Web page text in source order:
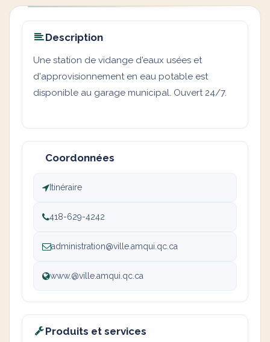
Description
Une station de vidange d'eaux usées et
d'approvisionnement en eau potable est
disponible au garage municipal. Ouvert 24/7.
Coordonnées
Itinéraire
418-629-4242
administration@ville.amqui.qc.ca
www.@ville.amqui.qc.ca
Produits et services